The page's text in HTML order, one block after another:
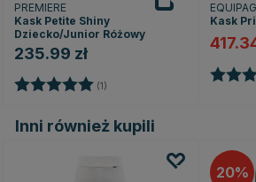
PREMIERE
Kask Petite Shiny
Dziecko/Junior Różowy
235.99 zł
Ocena: (1)
Kask
Ocena:
Inni również kupili
20